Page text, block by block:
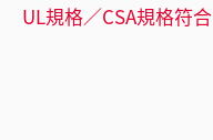
UL規格／CSA規格符合